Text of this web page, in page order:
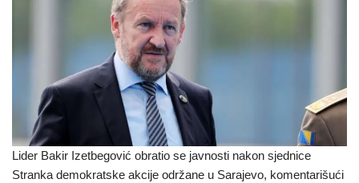
Lider Bakir Izetbegović obratio se javnosti nakon sjednice
Stranka demokratske akcije održane u Sarajevo, komentarišući